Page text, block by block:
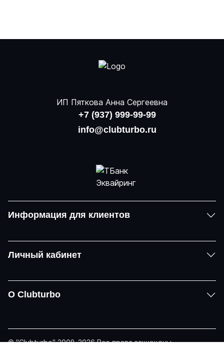
ИП Пяткова Анна Сергеевна
+7 (937) 999-99-99
info@clubturbo.ru
Информация для клиентов
Личный кабинет
О Clubturbo